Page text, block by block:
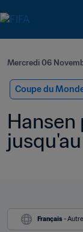
Mercredi 06
Coupe du
Hansen
Français -